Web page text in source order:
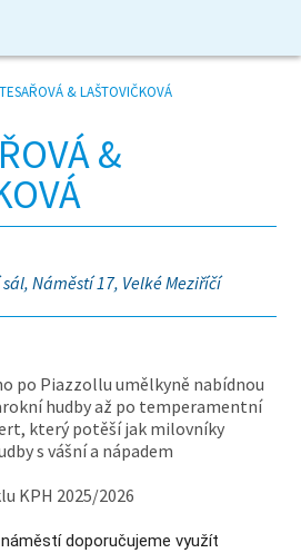
& LAŠTOVIČKOVÁ
&
Náměstí 17, Velké Meziříčí
po Piazzollu umělkyně nabídnou
hudby až po temperamentní
který potěší jak milovníky
s vášní a nápadem
KPH 2025/2026
doporučujeme využít